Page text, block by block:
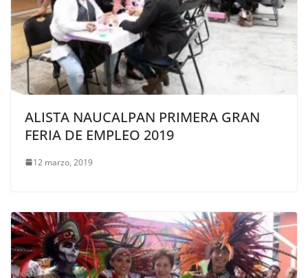
ALISTA NAUCALPAN PRIMERA GRAN
FERIA DE EMPLEO 2019
12 marzo, 2019